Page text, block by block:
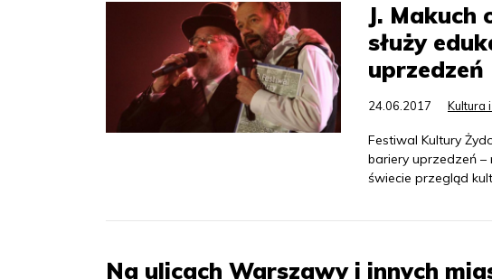
J.
służy
uprzedzeń
24.06.2017 Kultura
Festiwal Kultury
bariery uprzedzeń
świecie przegląd
Na ulicach Warszawy i innych